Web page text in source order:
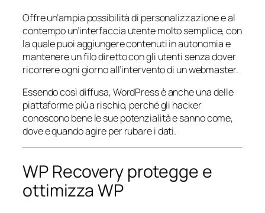
Offre un’ampia possibilità di personalizzazione e al
contempo un’interfaccia utente molto semplice, con
la quale puoi aggiungere contenuti in autonomia e
mantenere un filo diretto con gli utenti senza dover
ricorrere ogni giorno all’intervento di un webmaster.
Essendo così diffusa, WordPress è anche una delle
piattaforme più a rischio, perché gli hacker
conoscono bene le sue potenzialità e sanno come,
dove e quando agire per rubare i dati.
WP Recovery protegge e
ottimizza WP